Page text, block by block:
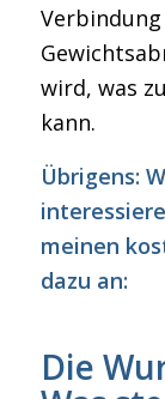
wird, was
kann.
Übrigens:
meinen
dazu an:
Die